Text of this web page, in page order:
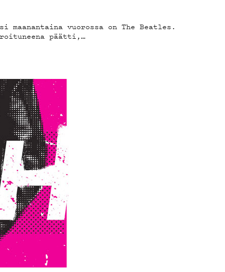
vuorossa on The Beatles.
päätti,…